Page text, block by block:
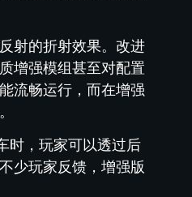
射的折射效果。改进
增强模组甚至对配置
流畅运行，而在增强
时，玩家可以透过后
少玩家反馈，增强版